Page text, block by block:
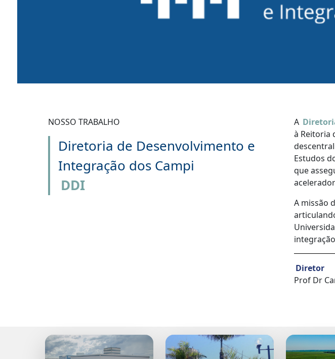
NOSSO TRABALHO
Diretoria de Desenvolvimento e
Integração dos Campi
DDI
A
à Reitoria
Estudos
que
A missão
Diretor
Prof Dr